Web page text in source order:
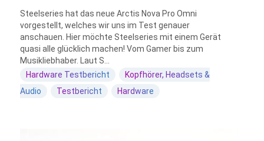
Steelseries hat das neue Arctis Nova Pro Omni
vorgestellt, welches wir uns im Test genauer
anschauen. Hier möchte Steelseries mit einem Gerät
quasi alle glücklich machen! Vom Gamer bis zum
Musikliebhaber. Laut S...
Hardware Testbericht
Kopfhörer, Headsets &
Audio
Testbericht Hardware